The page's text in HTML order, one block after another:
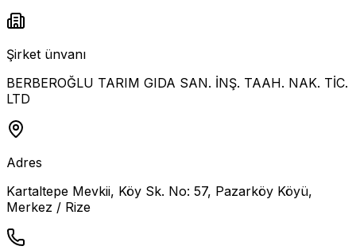
Şirket ünvanı
BERBEROĞLU TARIM GIDA SAN. İNŞ. TAAH. NAK. TİC.
LTD
Adres
Kartaltepe Mevkii, Köy Sk. No: 57, Pazarköy Köyü,
Merkez / Rize